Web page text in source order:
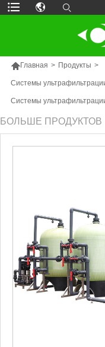
Главная > Продукты >
Системы
Системы
БОЛЬШЕ ПРОДУКТОВ